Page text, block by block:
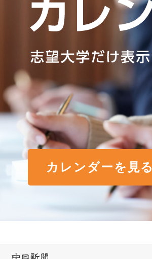
カレンダーを見る